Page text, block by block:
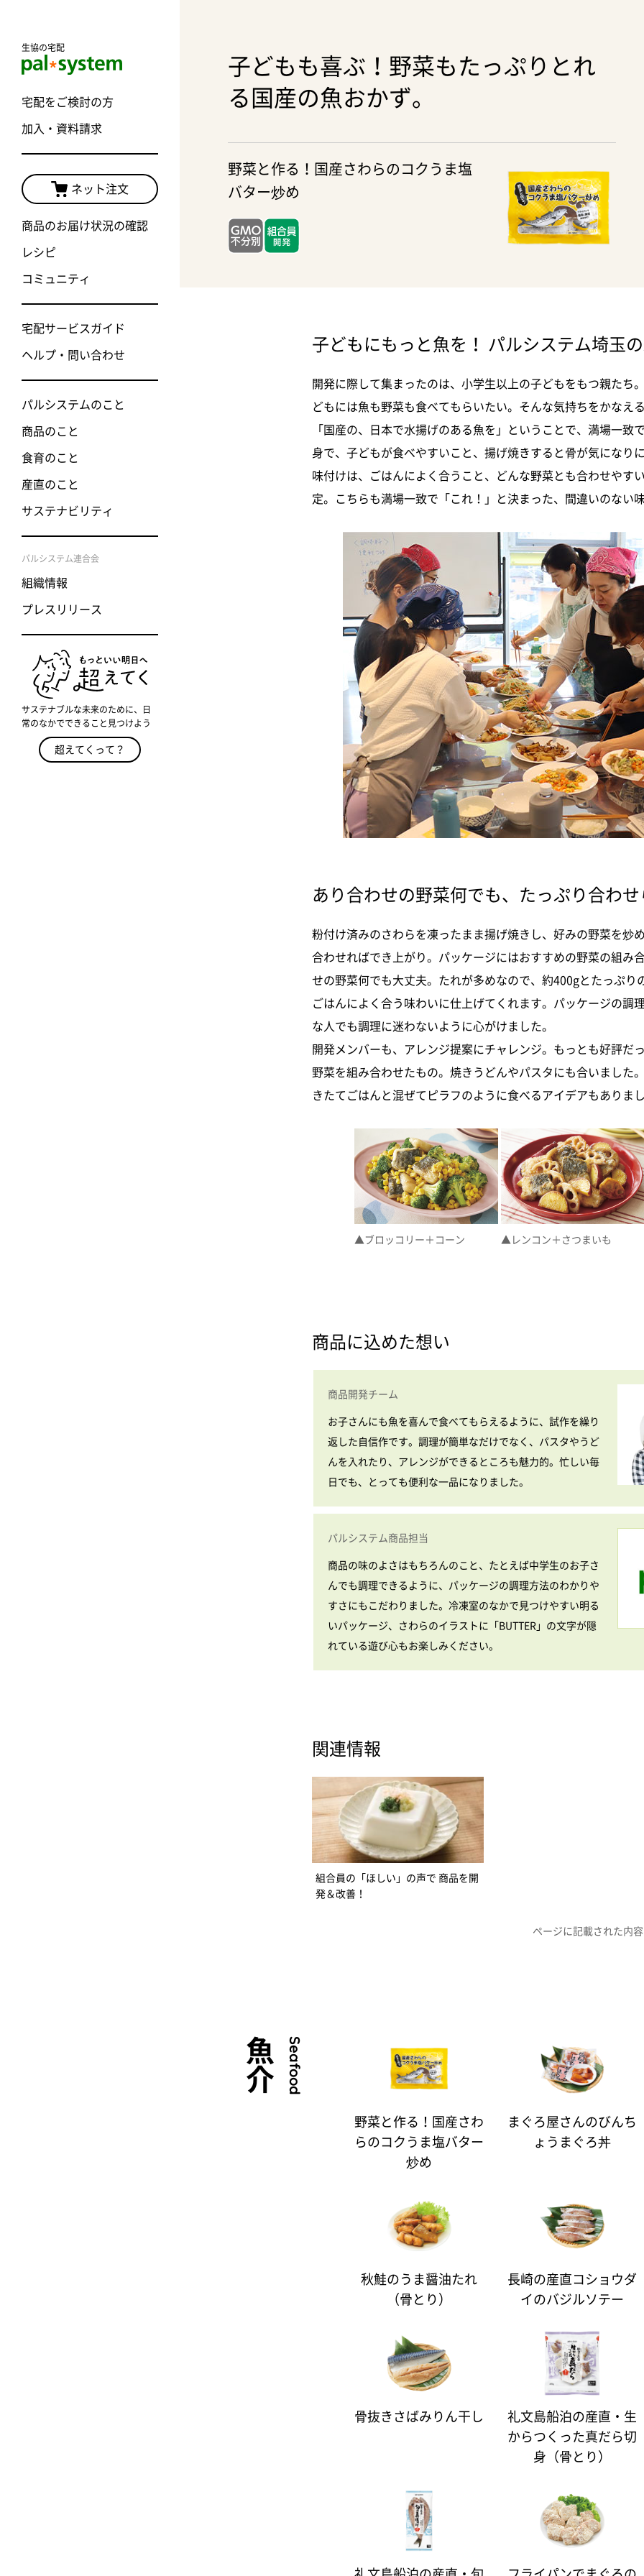
生協の宅配
宅配をご検討の方
加入・資料請求
ネット注文
商品のお届け状況の確認
レシピ
コミュニティ
宅配サービスガイド
ヘルプ・問い合わせ
パルシステムのこと
商品のこと
食育のこと
産直のこと
サステナビリティ
パルシステム連合会
組織情報
プレスリリース
サステナブルな未来のために、日
常のなかでできること見つけよう
超えてくって？
子どもも喜ぶ！野菜もたっぷりとれ
る国産の魚おかず。
野菜と作る！国産さわらのコクうま塩
バター炒め
子どもにもっと魚を！ パルシステム埼玉
開発に際して集まったのは、小学生以上の子どもをもつ親たち
どもには魚も野菜も食べてもらいたい。そんな気持ちをかなえ
「国産の、日本で水揚げのある魚を」ということで、満場一致
身で、子どもが食べやすいこと、揚げ焼きすると骨が気になり
味付けは、ごはんによく合うこと、どんな野菜とも合わせやす
定。こちらも満場一致で「これ！」と決まった、間違いのない味
あり合わせの野菜何でも、たっぷり合わせ
粉付け済みのさわらを凍ったまま揚げ焼きし、好みの野菜を炒
合わせればでき上がり。パッケージにはおすすめの野菜の組み
せの野菜何でも大丈夫。たれが多めなので、約400gとたっぷり
ごはんによく合う味わいに仕上げてくれます。パッケージの調
な人でも調理に迷わないように心がけました。
開発メンバーも、アレンジ提案にチャレンジ。もっとも好評だ
野菜を組み合わせたもの。焼きうどんやパスタにも合いました
きたてごはんと混ぜてピラフのように食べるアイデアもありまし
▲ブロッコリー＋コーン ▲レンコン＋さつまいも
商品に込めた想い
商品開発チーム
お子さんにも魚を喜んで食べてもらえるように、試作を繰り
返した自信作です。調理が簡単なだけでなく、パスタやうど
んを入れたり、アレンジができるところも魅力的。忙しい毎
日でも、とっても便利な一品になりました。
パルシステム商品担当
商品の味のよさはもちろんのこと、たとえば中学生のお子さ
んでも調理できるように、パッケージの調理方法のわかりや
すさにもこだわりました。冷凍室のなかで見つけやすい明る
いパッケージ、さわらのイラストに「BUTTER」の文字が隠
れている遊び心もお楽しみください。
関連情報
組合員の「ほしい」の声で 商品を開
発＆改善！
ページに記載された内
Seafood
魚介
野菜と作る！国産さわ
らのコクうま塩バター
炒め
まぐろ屋さんのびんち
ょうまぐろ丼
秋鮭のうま醤油たれ
（骨とり）
長崎の産直コショウダ
イのバジルソテー
骨抜きさばみりん干し
礼文島船泊の産直・生
からつくった真だら切
身（骨とり）